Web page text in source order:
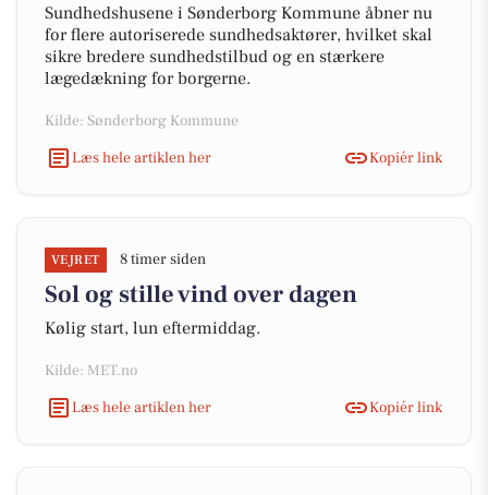
Sundhedshusene i Sønderborg Kommune åbner nu
for flere autoriserede sundhedsaktører, hvilket skal
sikre bredere sundhedstilbud og en stærkere
lægedækning for borgerne.
Kilde: Sønderborg Kommune
Læs hele artiklen her
Kopiér link
VEJRET 8 timer siden
Sol og stille vind over dagen
Kølig start, lun eftermiddag.
Kilde: MET.no
Læs hele artiklen her
Kopiér link